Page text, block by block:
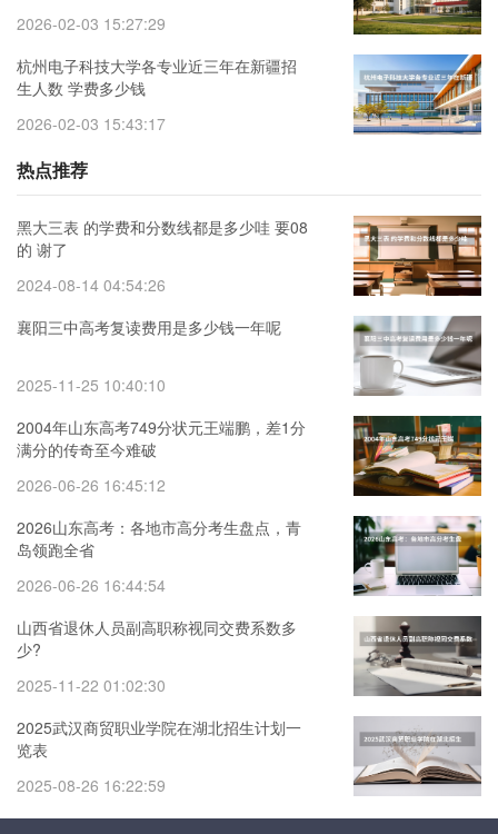
2026-02-03 15:27:29
杭州电子科技大学各专业近三年在新疆招
生人数 学费多少钱
2026-02-03 15:43:17
热点推荐
黑大三表 的学费和分数线都是多少哇 要08
的 谢了
2024-08-14 04:54:26
襄阳三中高考复读费用是多少钱一年呢
2025-11-25 10:40:10
2004年山东高考749分状元王端鹏，差1分
满分的传奇至今难破
2026-06-26 16:45:12
2026山东高考：各地市高分考生盘点，青
岛领跑全省
2026-06-26 16:44:54
山西省退休人员副高职称视同交费系数多
少?
2025-11-22 01:02:30
2025武汉商贸职业学院在湖北招生计划一
览表
2025-08-26 16:22:59